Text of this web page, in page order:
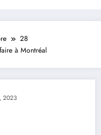
28
à Montréal
2023